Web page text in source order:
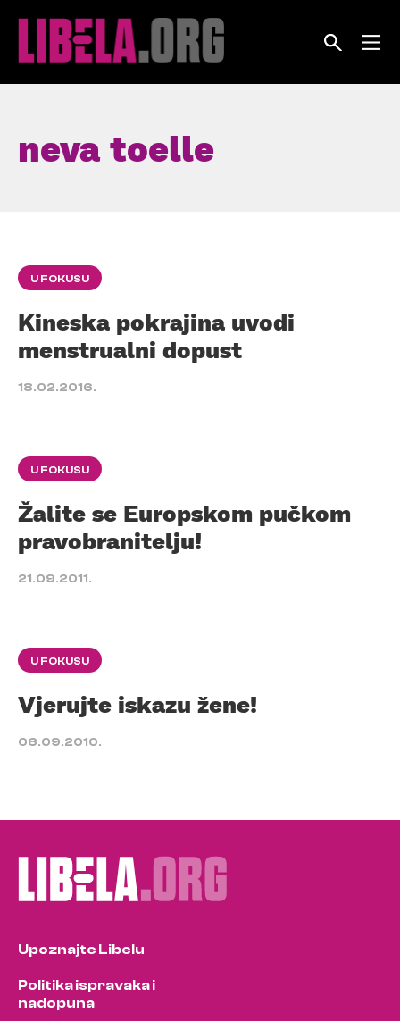
neva toelle
U FOKUSU
Kineska pokrajina uvodi
menstrualni dopust
18.02.2016.
U FOKUSU
Žalite se Europskom pučkom
pravobranitelju!
21.09.2011.
U FOKUSU
Vjerujte iskazu žene!
06.09.2010.
Upoznajte Libelu
Politika ispravaka i
nadopuna